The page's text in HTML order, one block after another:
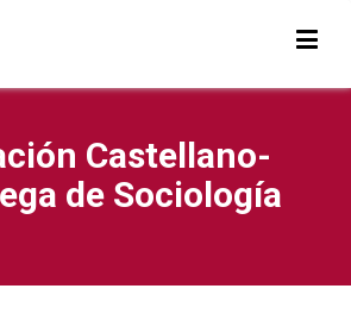
Castellano-
de Sociología